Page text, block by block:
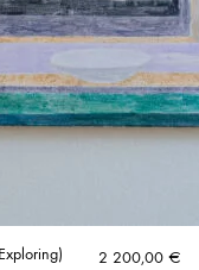
2 200,00 €